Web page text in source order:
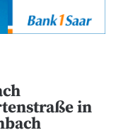
in